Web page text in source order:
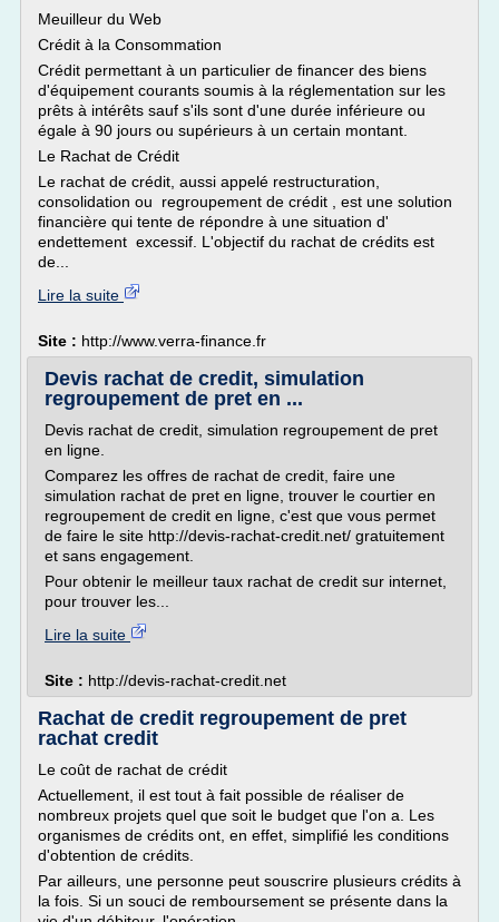
Meuilleur du Web
Crédit à la Consommation
Crédit permettant à un particulier de financer des biens
d'équipement courants soumis à la réglementation sur les
prêts à intérêts sauf s'ils sont d'une durée inférieure ou
égale à 90 jours ou supérieurs à un certain montant.
Le Rachat de Crédit
Le rachat de crédit, aussi appelé restructuration,
consolidation ou regroupement de crédit , est une solution
financière qui tente de répondre à une situation d'
endettement excessif. L'objectif du rachat de crédits est
de...
Lire la suite
Site : http://www.verra-finance.fr
Devis rachat de credit, simulation
regroupement de pret en ...
Devis rachat de credit, simulation regroupement de pret
en ligne.
Comparez les offres de rachat de credit, faire une
simulation rachat de pret en ligne, trouver le courtier en
regroupement de credit en ligne, c'est que vous permet
de faire le site http://devis-rachat-credit.net/ gratuitement
et sans engagement.
Pour obtenir le meilleur taux rachat de credit sur internet,
pour trouver les...
Lire la suite
Site : http://devis-rachat-credit.net
Rachat de credit regroupement de pret
rachat credit
Le coût de rachat de crédit
Actuellement, il est tout à fait possible de réaliser de
nombreux projets quel que soit le budget que l'on a. Les
organismes de crédits ont, en effet, simplifié les conditions
d'obtention de crédits.
Par ailleurs, une personne peut souscrire plusieurs crédits à
la fois. Si un souci de remboursement se présente dans la